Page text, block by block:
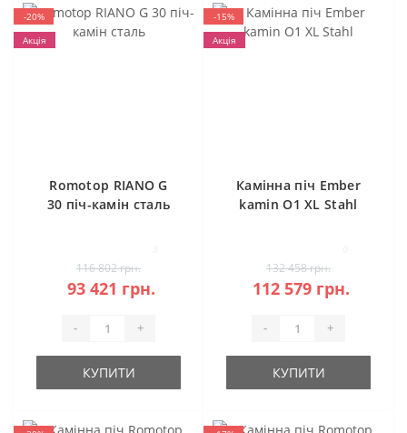
-20%
Акція
Romotop RIANO G
30 піч-камін сталь
116 802 грн.
93 421 грн.
- +
КУПИТИ
-15%
Акція
Камінна піч Ember
kamin O1 XL Stahl
132 458 грн.
112 579 грн.
- +
КУПИТИ